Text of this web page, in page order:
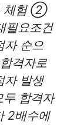
체험 ②
요조건
자 순으
격자로
자 발생
두 합격자
2배수에